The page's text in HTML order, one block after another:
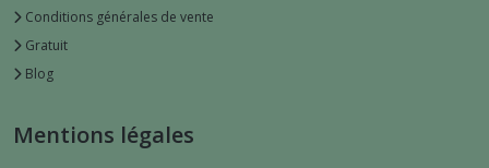
Conditions générales de vente
Gratuit
Blog
Mentions légales